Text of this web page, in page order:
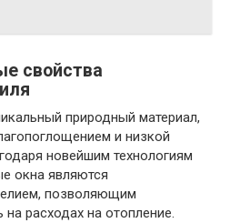
свойства
природный материал,
и низкой
новейшим технологиям
окна являются
позволяющим
расходах на отопление.